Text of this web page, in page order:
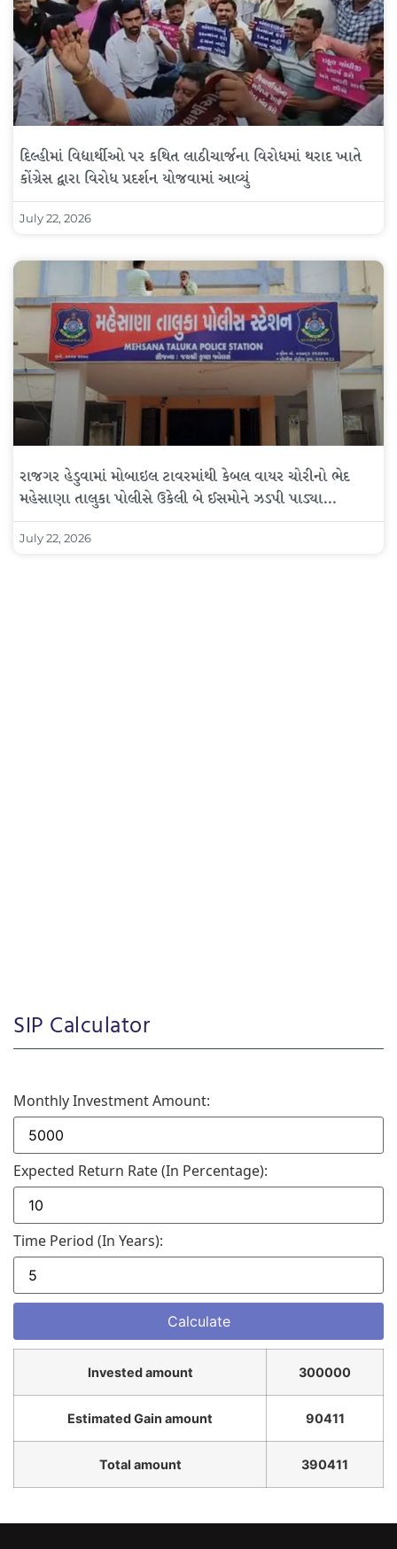
દિલ્હીમાં વિદ્યાર્થીઓ પર કથિત લાઠીચાર્જના વિરોધમાં થરાદ ખાતે
કોંગ્રેસ દ્વારા વિરોધ પ્રદર્શન યોજવામાં આવ્યું
July 22, 2026
રાજગર હેડુવામાં મોબાઇલ ટાવરમાંથી કેબલ વાયર ચોરીનો ભેદ
મહેસાણા તાલુકા પોલીસે ઉકેલી બે ઈસમોને ઝડપી પાડ્યા…
July 22, 2026
SIP Calculator
Monthly Investment Amount:
Expected Return Rate (in Percentage):
Time Period (in Years):
Invested amount 300000
Estimated Gain amount 90411
Total amount 390411